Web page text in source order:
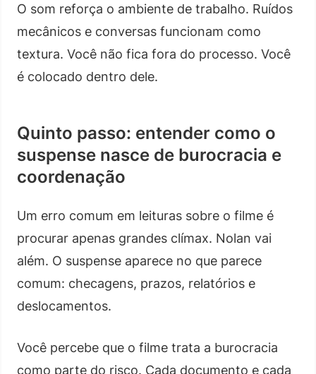
O som reforça o ambiente de trabalho. Ruídos
mecânicos e conversas funcionam como
textura. Você não fica fora do processo. Você
é colocado dentro dele.
Quinto passo: entender como o
suspense nasce de burocracia e
coordenação
Um erro comum em leituras sobre o filme é
procurar apenas grandes clímax. Nolan vai
além. O suspense aparece no que parece
comum: checagens, prazos, relatórios e
deslocamentos.
Você percebe que o filme trata a burocracia
como parte do risco. Cada documento e cada